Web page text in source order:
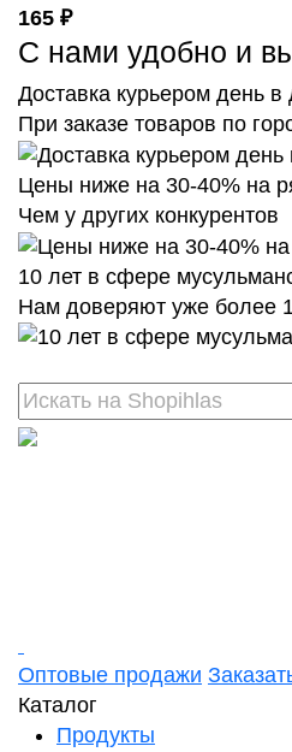
165 ₽
С нами удобно и
Доставка курьером день в
При заказе товаров по
Цены ниже на 30-40% на
Чем у других конкурентов
10 лет в сфере
Нам доверяют уже более
Оптовые продажи
Каталог
Продукты